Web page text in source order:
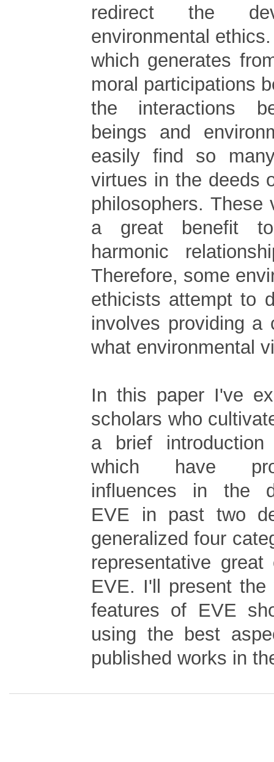
redirect the
environmental
which generates
moral participations
the interactions
beings and
easily find so
virtues in the deeds
philosophers. These
a great benefit
harmonic
Therefore, some
ethicists attempt to
involves providing a
what environmental
In this paper I've
scholars who
a brief
which have
influences in the
EVE in past two
generalized four
representative
EVE. I'll present the
features of EVE
using the best
published works in